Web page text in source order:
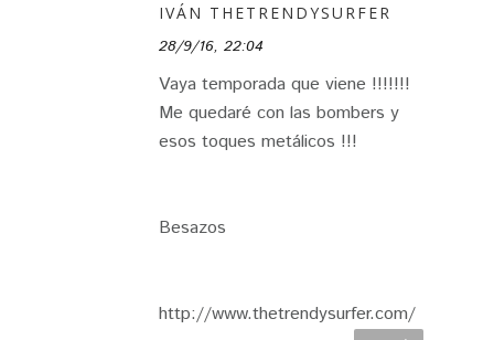
IVÁN THETRENDYSURFER
28/9/16, 22:04
Vaya temporada que viene !!!!!!!
Me quedaré con las bombers y
esos toques metálicos !!!
Besazos
http://www.thetrendysurfer.com/